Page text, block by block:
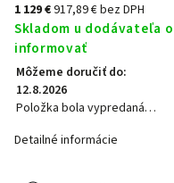
1 129 €917,89 € bez DPH
Skladom u dodávateľa
informovať
Môžeme doručiť do:
12.8.2026
Položka bola vypredaná…
Detailné informácie